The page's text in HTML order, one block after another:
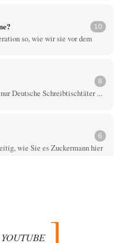
10
so, wie wir sie vor dem
8
Deutsche Schreibtischtäter ...
6
wie Sie es Zuckermann hier